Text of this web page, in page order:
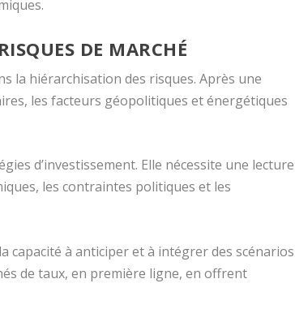
DE MARCHÉ
la hiérarchisation des risques. Après une
les facteurs géopolitiques et énergétiques
d’investissement. Elle nécessite une lecture
les contraintes politiques et les
capacité à anticiper et à intégrer des scénarios
de taux, en première ligne, en offrent